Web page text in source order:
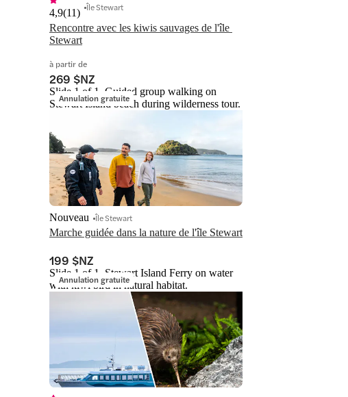
Rencontre avec les kiwis sauvages de l'île
Stewart
4,9(11) Île Stewart
à partir de
269 $NZ
Annulation gratuite
Slide 1 of 1, Guided group walking on
Stewart Island beach during wilderness tour.
Marche guidée dans la nature de l'île Stewart
Nouveau Île Stewart
199 $NZ
Annulation gratuite
Slide 1 of 1, Stewart Island Ferry on water
with kiwi bird in natural habitat.